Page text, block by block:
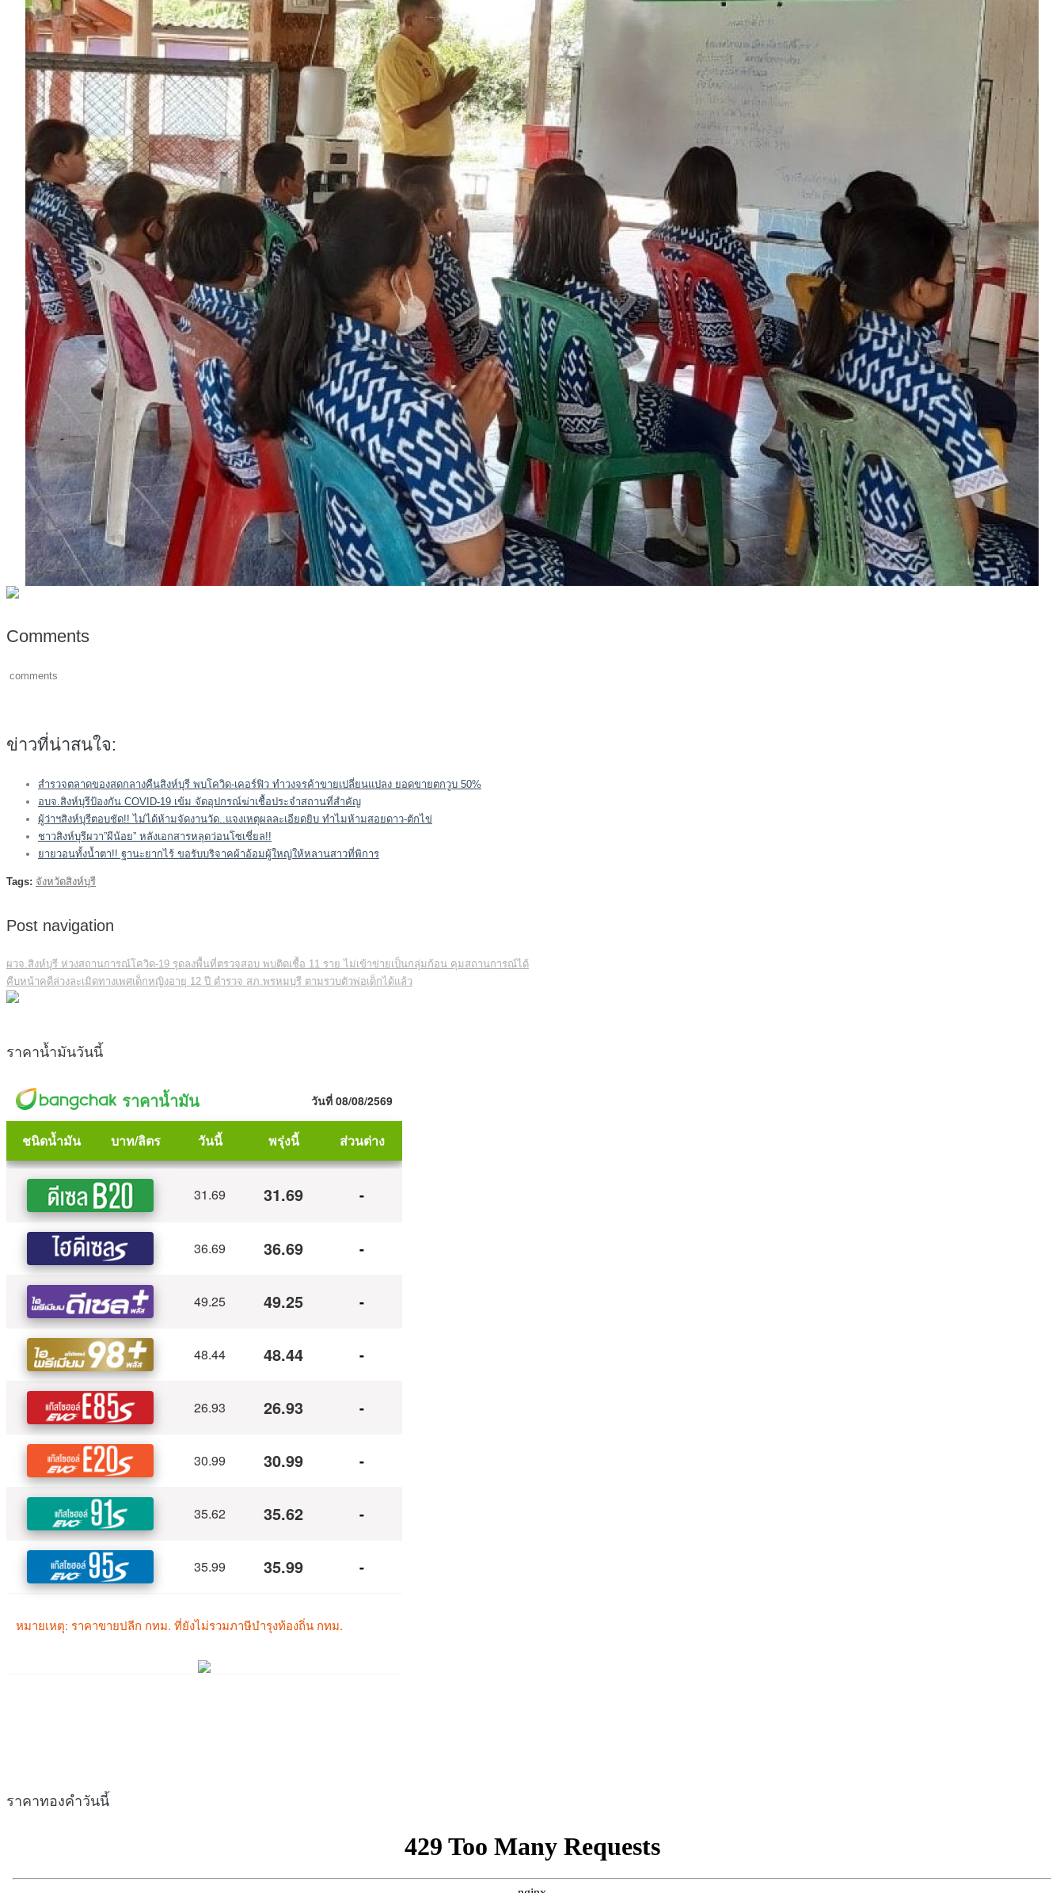
Comments
comments
ข่าวที่น่าสนใจ:
สำรวจตลาดของสดกลางคืนสิงห์บุรี พบโควิด-เคอร์ฟิว ทำวงจรค้าขายเปลี่ยนแปลง ยอดขายตกวูบ 50%
อบจ.สิงห์บุรีป้องกัน COVID-19 เข้ม จัดอุปกรณ์ฆ่าเชื้อประจำสถานที่สำคัญ
ผู้ว่าฯสิงห์บุรีตอบชัด!! ไม่ได้ห้ามจัดงานวัด..แจงเหตุผลละเอียดยิบ ทำไมห้ามสอยดาว-ตักไข่
ชาวสิงห์บุรีผวา”ผีน้อย” หลังเอกสารหลุดว่อนโซเชี่ยล!!
ยายวอนทั้งน้ำตา!! ฐานะยากไร้ ขอรับบริจาคผ้าอ้อมผู้ใหญ่ให้หลานสาวที่พิการ
Tags: จังหวัดสิงห์บุรี
Post navigation
ผวจ.สิงห์บุรี ห่วงสถานการณ์โควิด-19 รุดลงพื้นที่ตรวจสอบ พบติดเชื้อ 11 ราย ไม่เข้าข่ายเป็นกลุ่มก้อน คุมสถานการณ์ได้
คืบหน้าคดีล่วงละเมิดทางเพศเด็กหญิงอายุ 12 ปี ตำรวจ สภ.พรหมบุรี ตามรวบตัวพ่อเด็กได้แล้ว
ราคาน้ำมันวันนี้
ราคาทองคำวันนี้